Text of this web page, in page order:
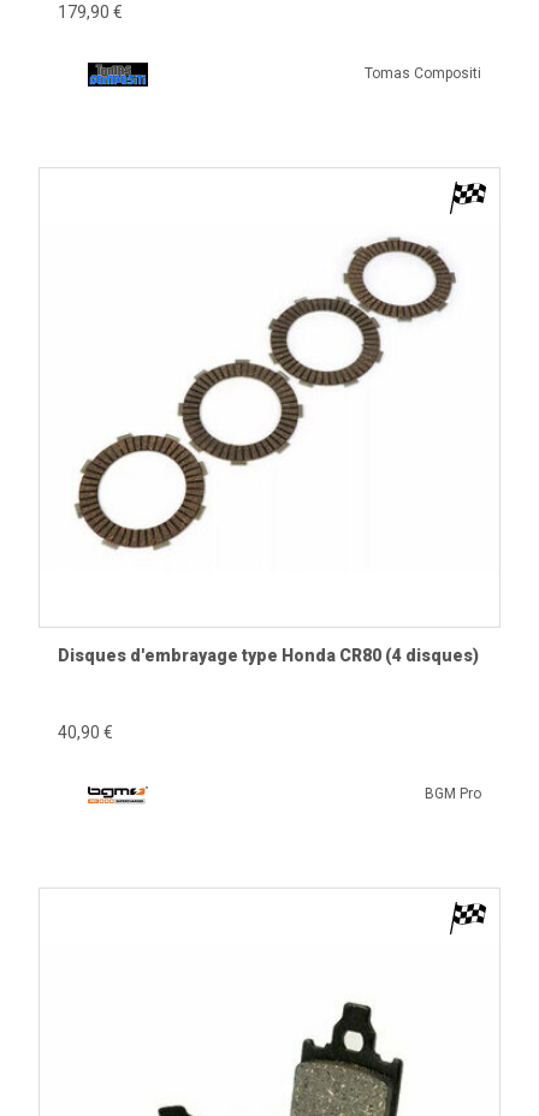
179,90 €
Tomas Compositi
Disques d'embrayage type Honda CR80 (4 disques)
40,90 €
BGM Pro